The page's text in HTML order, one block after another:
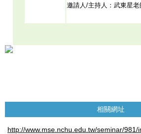
邀請人/主持人：武東星老
相關網址
http://www.mse.nchu.edu.tw/seminar/981/